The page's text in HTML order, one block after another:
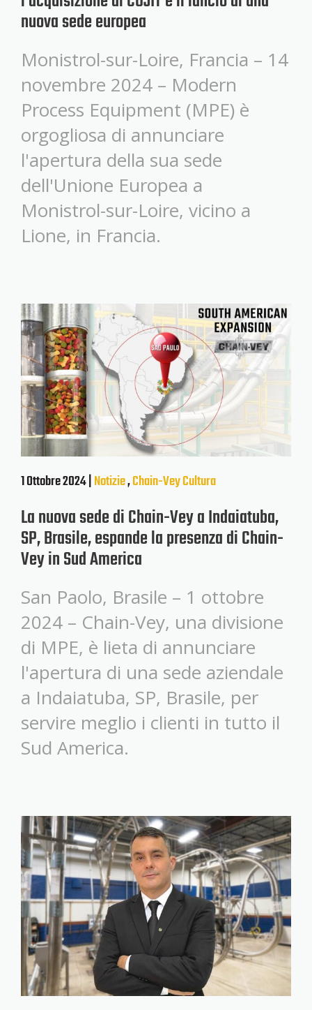
nuova sede europea
Monistrol-sur-Loire, Francia – 14
novembre 2024 – Modern
Process Equipment (MPE) è
orgogliosa di annunciare
l'apertura della sua sede
dell'Unione Europea a
Monistrol-sur-Loire, vicino a
Lione, in Francia.
1 Ottobre 2024 |Notizie,Chain-VeyCultura
La nuova sede di Chain-Vey a Indaiatuba,
SP, Brasile, espande la presenza di Chain-
Vey in Sud America
San Paolo, Brasile – 1 ottobre
2024 – Chain-Vey, una divisione
di MPE, è lieta di annunciare
l'apertura di una sede aziendale
a Indaiatuba, SP, Brasile, per
servire meglio i clienti in tutto il
Sud America.